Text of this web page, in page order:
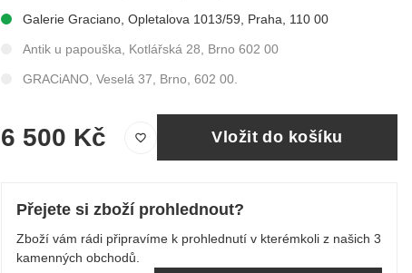
Galerie Graciano, Opletalova 1013/59, Praha, 110 00
Antik u papouška, Kotlářská 28, Brno 602 00
GRACiANO, Veselá 37, Brno, 602 00.
6 500 Kč Vložit do košíku
Přejete si zboží prohlednout?
Zboží vám rádi připravíme k prohlednutí v kterémkoli z našich 3
kamenných obchodů.